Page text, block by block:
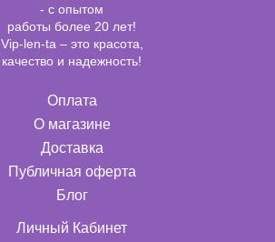
- с опытом
работы более 20 лет!
Vip-len-ta – это красота,
качество и надежность!
Оплата
О магазине
Доставка
Публичная оферта
Блог
Личный Кабинет